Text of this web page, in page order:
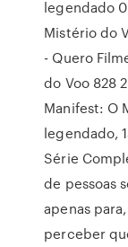
legendado
Mistério do
- Quero
do Voo 828
Manifest: O
legendado,
Série
de pessoas
apenas
perceber